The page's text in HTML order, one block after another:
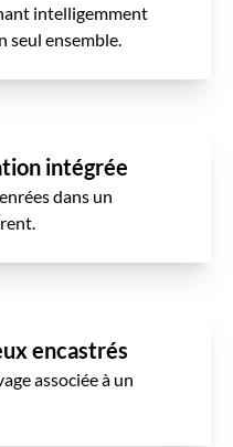
intelligemment
seul ensemble.
intégrée
dans un
encastrés
associée à un